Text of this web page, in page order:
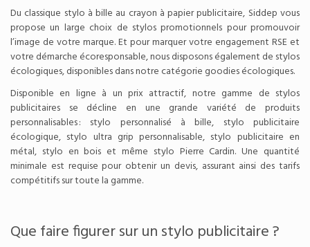
Du classique stylo à bille au crayon à papier publicitaire, Siddep vous
propose un large choix de stylos promotionnels pour promouvoir
l’image de votre marque. Et pour marquer votre engagement RSE et
votre démarche écoresponsable, nous disposons également de stylos
écologiques, disponibles dans notre catégorie goodies écologiques.
Disponible en ligne à un prix attractif, notre gamme de stylos
publicitaires se décline en une grande variété de produits
personnalisables : stylo personnalisé à bille, stylo publicitaire
écologique, stylo ultra grip personnalisable, stylo publicitaire en
métal, stylo en bois et même stylo Pierre Cardin. Une quantité
minimale est requise pour obtenir un devis, assurant ainsi des tarifs
compétitifs sur toute la gamme.
Que faire figurer sur un stylo publicitaire ?